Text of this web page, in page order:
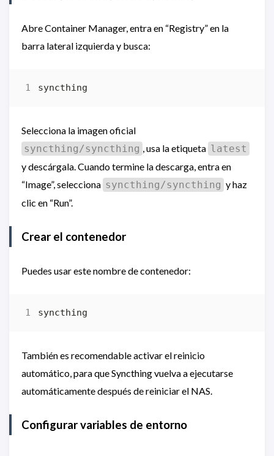
Abre Container Manager, entra en “Registry” en la
barra lateral izquierda y busca:
Selecciona la imagen oficial
syncthing/syncthing
, usa la etiqueta latest
y descárgala. Cuando termine la descarga, entra en
“Image”, selecciona syncthing/syncthing y haz
clic en “Run”.
Crear el contenedor
Puedes usar este nombre de contenedor:
También es recomendable activar el reinicio
automático, para que Syncthing vuelva a ejecutarse
automáticamente después de reiniciar el NAS.
Configurar variables de entorno